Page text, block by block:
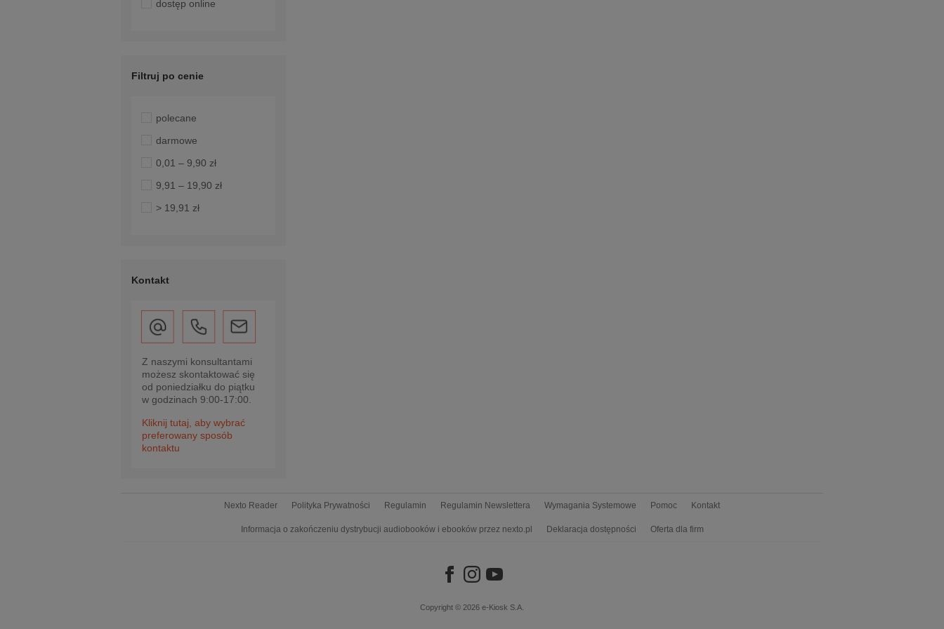
dostęp online
Filtruj po cenie
polecane
darmowe
0,01 – 9,90 zł
9,91 – 19,90 zł
> 19,91 zł
Kontakt
Z naszymi konsultantami
możesz skontaktować się
od poniedziałku do piątku
w godzinach 9:00-17:00.
Kliknij tutaj, aby wybrać
preferowany sposób
kontaktu
Nexto Reader Polityka Prywatności Regulamin Regulamin Newslettera Wymagania Systemowe Pomoc Kontakt
Informacja o zakończeniu dystrybucji audiobooków i ebooków przez nexto.pl Deklaracja dostępności Oferta dla firm
Copyright © 2026 e-Kiosk S.A.